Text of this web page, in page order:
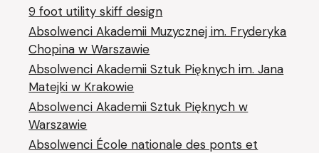
9 foot utility skiff design
Absolwenci Akademii Muzycznej im. Fryderyka
Chopina w Warszawie
Absolwenci Akademii Sztuk Pięknych im. Jana
Matejki w Krakowie
Absolwenci Akademii Sztuk Pięknych w
Warszawie
Absolwenci École nationale des ponts et